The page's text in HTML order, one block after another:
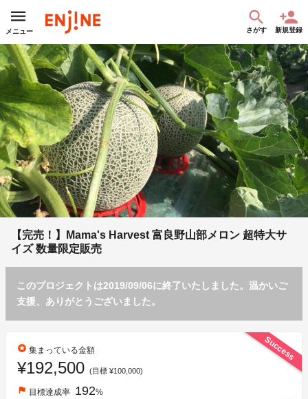
メニュー さがす 新規登録
【完売！】Mama's Harvest 富良野山部メロン 超特大サ
イズ 数量限定販売
このプロジェクトは2019/09/06に終了いたしました。温かいご
支援、ありがとうございました。
Success
stars 集まっている金額
¥192,500 (目標 ¥100,000)
flag 目標達成率 192%